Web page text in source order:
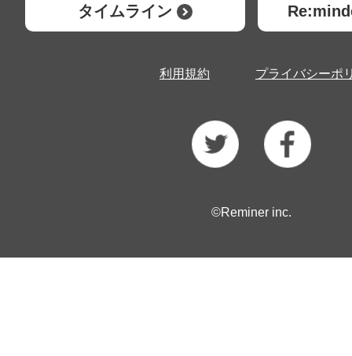
タイムライン
利用規約 プライバシーポ
©Reminer inc.